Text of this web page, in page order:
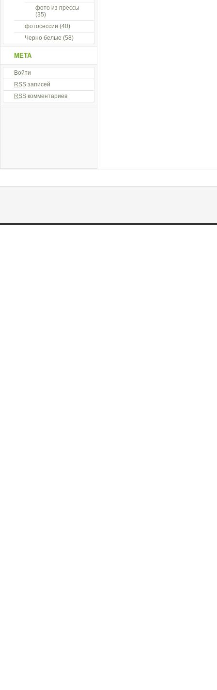
фото из прессы
(35)
фотосессии (40)
Черно белые (58)
МЕТА
Войти
RSS записей
RSS комментариев